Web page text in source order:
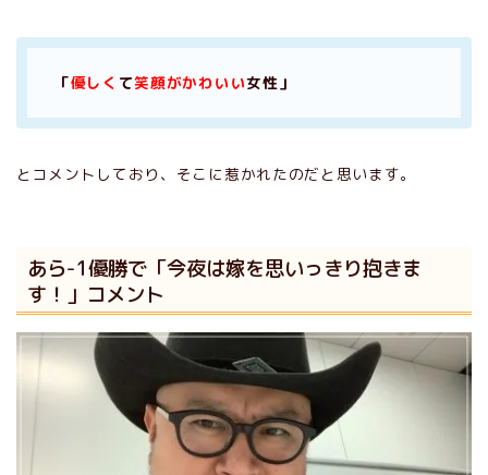
「優しく て笑顔がかわいい女性」
とコメントしており、そこに惹かれたのだと思います。
あら-1優勝で「今夜は嫁を思いっきり抱きま
す！」コメント